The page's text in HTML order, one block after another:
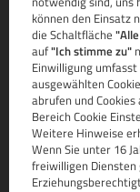
können den Einsatz
die Schaltfläche
auf"Ich stimme zu"
Einwilligung
ausgewählten
abrufen und
Bereich Cookie
Weitere Hinweise
Wenn Sie unter 16
freiwilligen Diensten
Alle Infos
www.